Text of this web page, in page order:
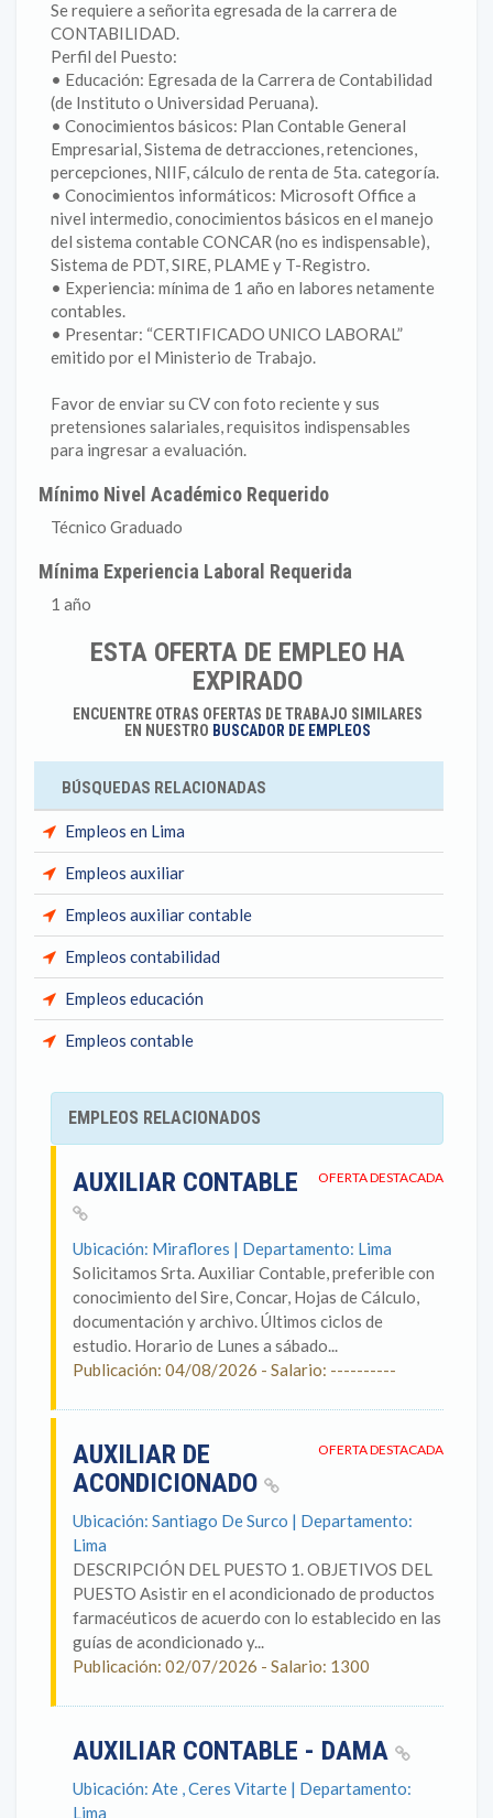
Se requiere a señorita egresada de la carrera de
CONTABILIDAD.
Perfil del Puesto:
• Educación: Egresada de la Carrera de Contabilidad
(de Instituto o Universidad Peruana).
• Conocimientos básicos: Plan Contable General
Empresarial, Sistema de detracciones, retenciones,
percepciones, NIIF, cálculo de renta de 5ta. categoría.
• Conocimientos informáticos: Microsoft Office a
nivel intermedio, conocimientos básicos en el manejo
del sistema contable CONCAR (no es indispensable),
Sistema de PDT, SIRE, PLAME y T-Registro.
• Experiencia: mínima de 1 año en labores netamente
contables.
• Presentar: “CERTIFICADO UNICO LABORAL”
emitido por el Ministerio de Trabajo.
Favor de enviar su CV con foto reciente y sus
pretensiones salariales, requisitos indispensables
para ingresar a evaluación.
Mínimo Nivel Académico Requerido
Técnico Graduado
Mínima Experiencia Laboral Requerida
1 año
ESTA OFERTA DE EMPLEO HA
EXPIRADO
ENCUENTRE OTRAS OFERTAS DE TRABAJO SIMILARES
EN NUESTRO BUSCADOR DE EMPLEOS
BÚSQUEDAS RELACIONADAS
Empleos en Lima
Empleos auxiliar
Empleos auxiliar contable
Empleos contabilidad
Empleos educación
Empleos contable
EMPLEOS RELACIONADOS
OFERTA DESTACADA
AUXILIAR CONTABLE
Ubicación: Miraflores | Departamento: Lima
Solicitamos Srta. Auxiliar Contable, preferible con
conocimiento del Sire, Concar, Hojas de Cálculo,
documentación y archivo. Últimos ciclos de
estudio. Horario de Lunes a sábado...
Publicación: 04/08/2026 - Salario: ----------
OFERTA DESTACADA
AUXILIAR DE
ACONDICIONADO
Ubicación: Santiago De Surco | Departamento:
Lima
DESCRIPCIÓN DEL PUESTO 1. OBJETIVOS DEL
PUESTO Asistir en el acondicionado de productos
farmacéuticos de acuerdo con lo establecido en las
guías de acondicionado y...
Publicación: 02/07/2026 - Salario: 1300
AUXILIAR CONTABLE - DAMA
Ubicación: Ate , Ceres Vitarte | Departamento:
Lima